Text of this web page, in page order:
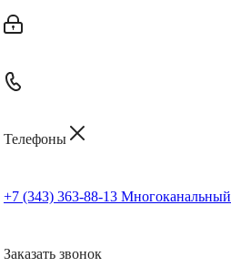
Телефоны
+7 (343) 363-88-13 Многоканальный
Заказать звонок